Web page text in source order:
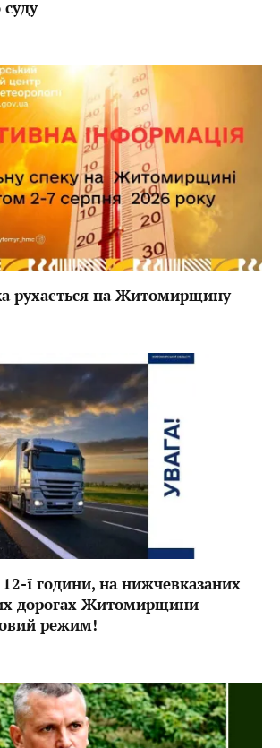
рухається на Житомирщину
ї години, на нижчевказаних
дорогах Житомирщини
режим!